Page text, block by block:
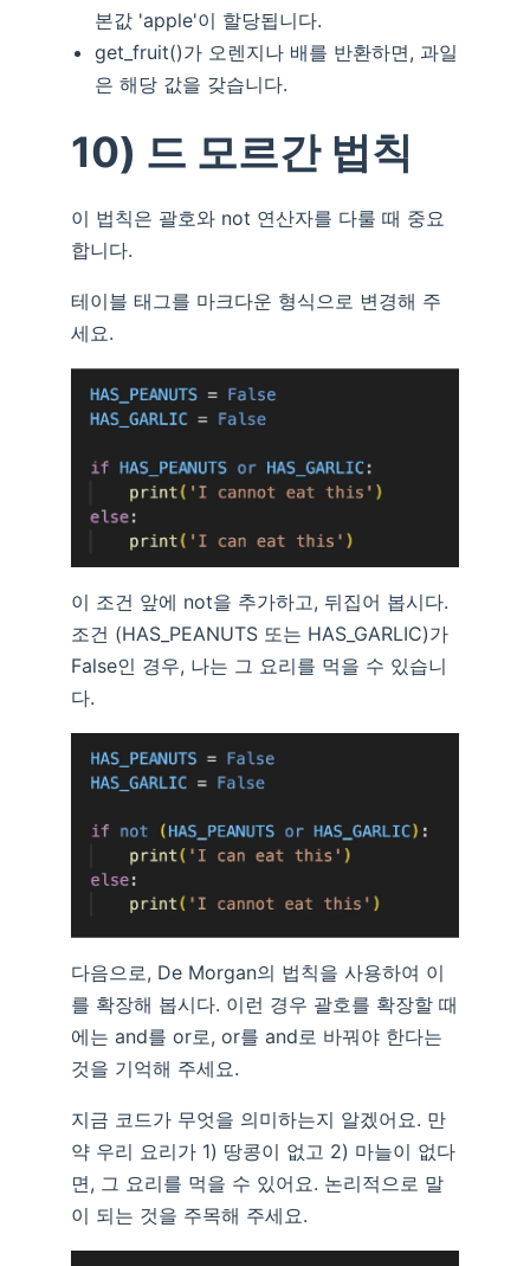
본값 'apple'이 할당됩니다.
get_fruit()가 오렌지나 배를 반환하면, 과일
은 해당 값을 갖습니다.
10) 드 모르간 법칙
이 법칙은 괄호와 not 연산자를 다룰 때 중요
합니다.
테이블 태그를 마크다운 형식으로 변경해 주
세요.
이 조건 앞에 not을 추가하고, 뒤집어 봅시다.
조건 (HAS_PEANUTS 또는 HAS_GARLIC)가
False인 경우, 나는 그 요리를 먹을 수 있습니
다.
다음으로, De Morgan의 법칙을 사용하여 이
를 확장해 봅시다. 이런 경우 괄호를 확장할 때
에는 and를 or로, or를 and로 바꿔야 한다는
것을 기억해 주세요.
지금 코드가 무엇을 의미하는지 알겠어요. 만
약 우리 요리가 1) 땅콩이 없고 2) 마늘이 없다
면, 그 요리를 먹을 수 있어요. 논리적으로 말
이 되는 것을 주목해 주세요.